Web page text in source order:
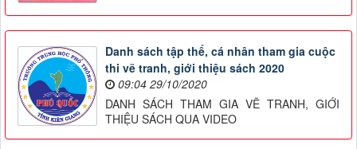
Danh sách tập thể, cá nhân tham gia cuộc
thi vẽ tranh, giới thiệu sách 2020
09:04 29/10/2020
DANH SÁCH THAM GIA VẼ TRANH, GIỚI
THIỆU SÁCH QUA VIDEO